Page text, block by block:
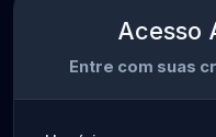
Acesso
Entre com suas